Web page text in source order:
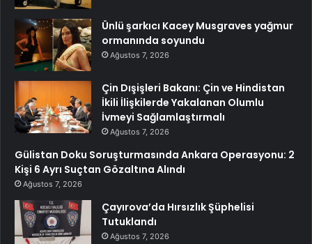
Ünlü şarkıcı Kacey Musgraves yağmur
ormanında soyundu
Ağustos 7, 2026
Çin Dışişleri Bakanı: Çin ve Hindistan
İkili İlişkilerde Yakalanan Olumlu
İvmeyi Sağlamlaştırmalı
Ağustos 7, 2026
Gülistan Doku Soruşturmasında Ankara Operasyonu: 2
Kişi 6 Ayrı Suçtan Gözaltına Alındı
Ağustos 7, 2026
Çayırova’da Hırsızlık Şüphelisi
Tutuklandı
Ağustos 7, 2026